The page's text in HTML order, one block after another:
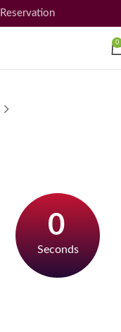
Reservation
0
0
Seconds